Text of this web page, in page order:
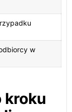
w
kroku